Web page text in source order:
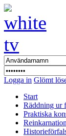
Logga in Glömt
Start
Räddning ur
Praktiska